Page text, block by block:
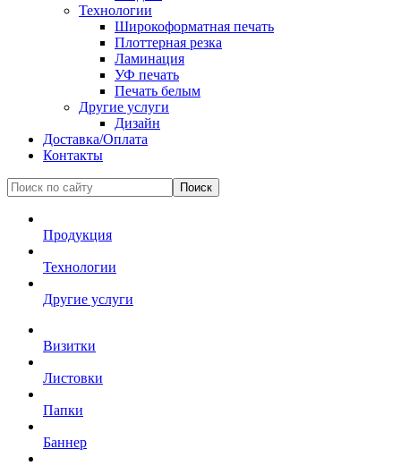
Технологии
Широкоформатная печать
Плоттерная резка
Ламинация
УФ печать
Печать белым
Другие услуги
Дизайн
Доставка/Оплата
Контакты
Продукция
Технологии
Другие услуги
Визитки
Листовки
Папки
Баннер